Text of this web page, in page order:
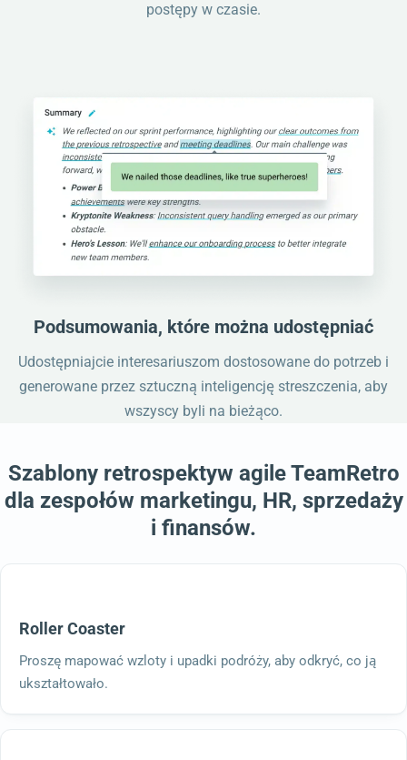
postępy w czasie.
Podsumowania, które można udostępniać
Udostępniajcie interesariuszom dostosowane do potrzeb i
generowane przez sztuczną inteligencję streszczenia, aby
wszyscy byli na bieżąco.
Szablony retrospektyw agile TeamRetro
dla zespołów marketingu, HR, sprzedaży
i finansów.
Roller Coaster
Proszę mapować wzloty i upadki podróży, aby odkryć, co ją
ukształtowało.